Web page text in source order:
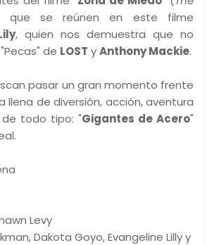
que se reúnen en este filme
, quien nos demuestra que no
de LOST yAnthony Mackie.
pasar un gran momento frente
llena de diversión, acción, aventura
todo tipo: "Gigantes de Acero"
Levy
Dakota Goyo, Evangeline Lilly y